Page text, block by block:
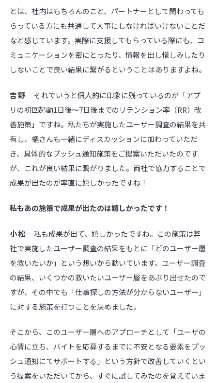
とは、社内はもちろんのこと、パートナーとして関わっても
らっている方にも共通して大事にしなければいけないことだ
なと感じています。実際に支援してもらっている際にも、コ
ミュニケーションを密にとったり、情報を出し惜しみしたり
しないことで良い結果に繋がるということはありますよね。
吉野 それでいうと個人的に印象に残っているのが「アプ
リの初回起動1日後～7日後までのリテンション率（RR）改
善施策」ですね。私たちが実施したユーザー調査の結果を共
有し、楯さんも一緒にディスカッションに加わっていただ
き、具体的なプッシュ通知施策をご提案いただいたのです
が、これが良い結果に繋がりました。両社で協力することで
成果が出たのが率直に嬉しかったですね！
――私もあの施策で成果が出たのは嬉しかったです！
小松 私も成果が出て、嬉しかったですね。この施策は弊
社で実施したユーザー調査の結果をもとに「どのユーザー層
を救いたいか」という想いから動いています。ユーザー調査
の結果、いくつかの救いたいユーザー層をあぶり出せたので
すが、その中でも「仕事探しの方法が分からないユーザー」
に対する施策を打つことを決めました。
そこから、このユーザー層へのアプローチとして「ユーザの
心情に立ち、バイトを応募するまでに不安となる要素をプッ
シュ通知にてサポートする」という方針で改善していくとい
う提案をいただいてから、すぐに試してみたのを覚えていま